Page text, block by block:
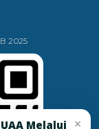
2025
×
Melalui